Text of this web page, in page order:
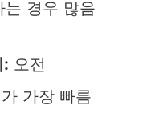
는 경우 많음
: 오전
가장 빠름